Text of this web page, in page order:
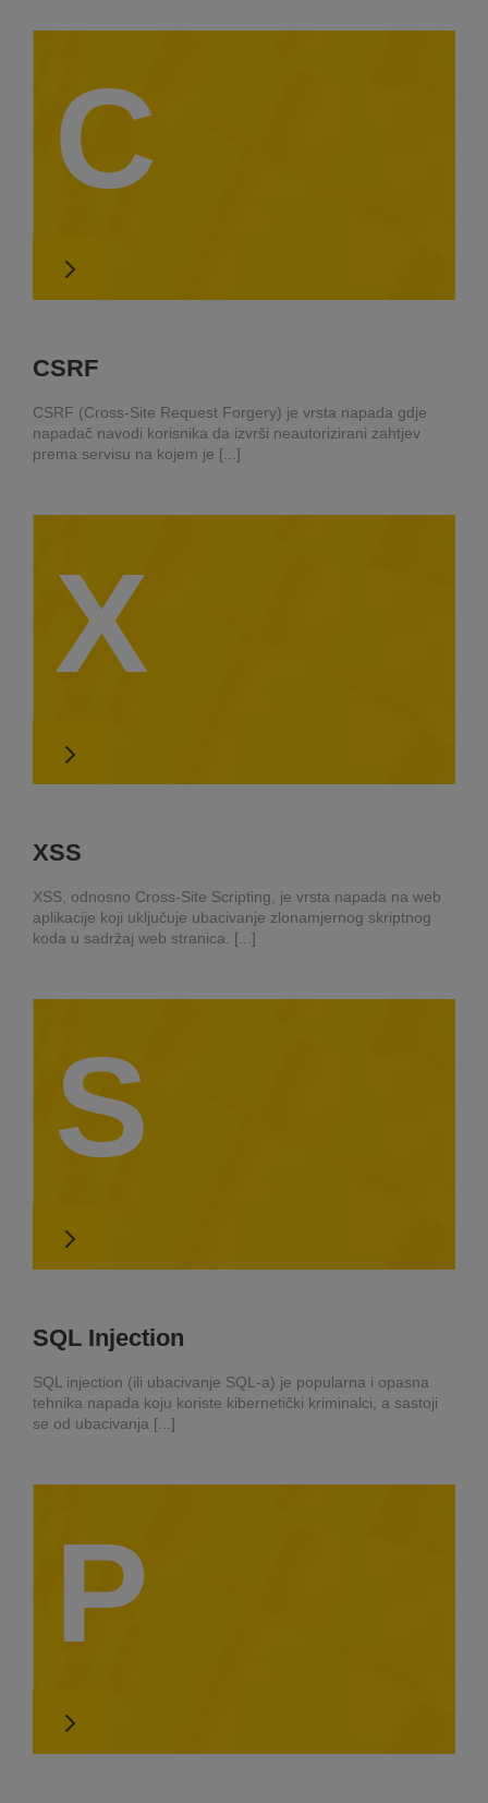
C
CSRF
CSRF (Cross-Site Request Forgery) je vrsta napada gdje
napadač navodi korisnika da izvrši neautorizirani zahtjev
prema servisu na kojem je [...]
X
XSS
XSS, odnosno Cross-Site Scripting, je vrsta napada na web
aplikacije koji uključuje ubacivanje zlonamjernog skriptnog
koda u sadržaj web stranica. [...]
S
SQL Injection
SQL injection (ili ubacivanje SQL-a) je popularna i opasna
tehnika napada koju koriste kibernetički kriminalci, a sastoji
se od ubacivanja [...]
P